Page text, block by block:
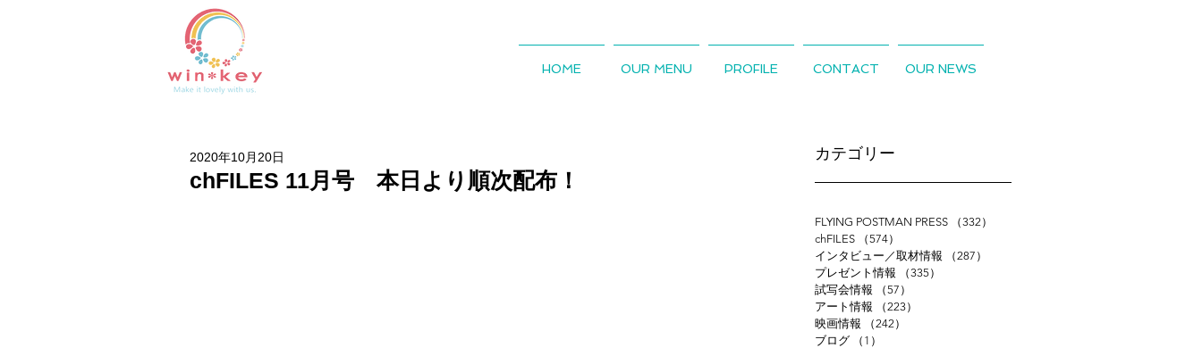
HOME OUR MENU PROFILE CONTACT OUR NEWS
chFILES 11月号 本日より順次配布！
2020年10月20日 ​カテゴリー
FLYING POSTMAN PRESS （332）
chFILES
（574）
インタビュー／取材情報
（287）
プレゼント情報
（335）
試写会情報
（57）
アート情報
（223）
映画情報
（242）
ブログ
（1）